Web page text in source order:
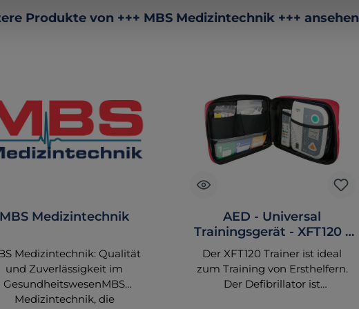
überspringen
Produkte von +++ MBS Medizintechnik +++ ansehen
MBS Medizintechnik
Medizintechnik: Qualität
und Zuverlässigkeit im
GesundheitswesenMBS
Medizintechnik, die
AED - Universal
Trainingsgerät - XFT120 -
AED-Trainer
Der XFT120 Trainer ist ideal
zum Training von Ersthelfern.
Der Defibrillator ist